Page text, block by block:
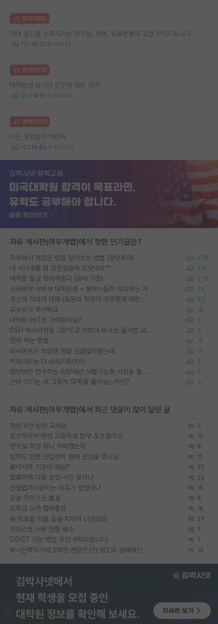
명예의전당
타대 출신을 소외시키는 연구실. 선배, 동료분들의 조언 부탁드립니다.
137 52 41941
명예의전당
대학원생 장시간 근무에 대한 생각
253 61 84194
명예의전당
나는 포항살이 대만족
160 82 63438
자유 게시판(아무개랩)에서 핫한 인기글은?
외부에서 괜찮은 랩을 알아보는 방법 (장문주의) 275
내 석사생활 참 많은일들이 있엇네요^^ 212
대학원 월급 정리해준다 (공대 기준) 275
소재분야 석박사 대학원생 + 물박사들이 착각하는 거 74
포스텍 억까에 대해 (동문의 학문적 아웃풋에 대한 반박) 50
교수님이 무서워요 16
대학원 어디로 가야할까요? 5
SSH 박사과정을 그만두고 지방대 박사로 옮기면 교수의 꿈은 끝일까요? 9
편애 하는 방법 15
이사이트가 처음엔 정말 도움많이됐는데 14
커뮤니티는 다 쓰레기통이지 6
정보보안 연구하는 입장에선 식별가능한 사진을 올리는건 비추이긴함 5
근데 여기는 왜 그렇게 SPK를 물어보는거임? 3
자유 게시판(아무개랩)에서 최근 댓글이 많이 달린 글
정년 4년 남은 교수님 9
알츠하이머 관련 고등학생 탐구 포트폴리오 12
연구실 학생 하나 자퇴했는데 9
입학도 안한 신입생이 원래 관심을 받나요 11
물박사의 기준이 뭐임? 20
랩홈피에 다들 본인 사진 올리냐 23
신생랩가지말라는 이유가 있었구나 16
오늘 카이스트 발표 6
장학금 모은 랩비통장 18
AI 학회들 거품 슬슬 지적이 나오네요 27
카이스트 서류 전형 배수 7
DGIST 가는 방법 추천 부탁드립니다. 7
박사진학하기에 2억은 괜찮은 (?) 정도의 경제력인가요 14